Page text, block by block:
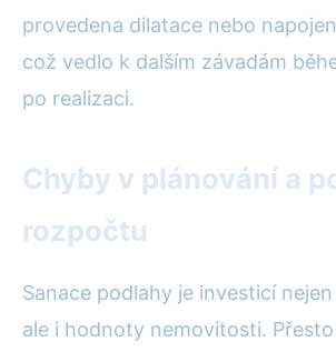
provedena dilatace nebo
což vedlo k dalším závadám
po realizaci.
Chyby v plánování a
rozpočtu
Sanace podlahy je investicí
ale i hodnoty nemovitosti.